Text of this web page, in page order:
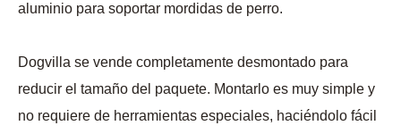
aluminio para soportar mordidas de perro.
Dogvilla se vende completamente desmontado para
reducir el tamaño del paquete. Montarlo es muy simple y
no requiere de herramientas especiales, haciéndolo fácil